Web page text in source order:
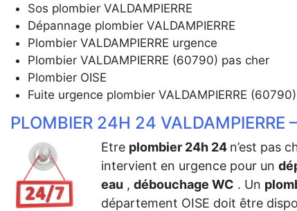
Sos plombier VALDAMPIERRE
Dépannage plombier VALDAMPIERRE
Plombier VALDAMPIERRE urgence
Plombier VALDAMPIERRE (60790) pas cher
Plombier OISE
Fuite urgence plombier VALDAMPIERRE (60790)
PLOMBIER 24H 24 VALDAMPIERRE
Etre plombier 24h 24 n’est pas
intervient en urgence pour un
eau ,débouchage WC . Un
département OISE doit être